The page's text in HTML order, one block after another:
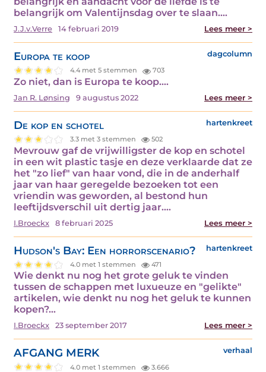
belangrijk om Valentijnsdag over te slaan.…
J.J.v.Verre 14 februari 2019 Lees meer >
Europa te koop dagcolumn
4.4 met 5 stemmen 703
Zo niet, dan is Europa te koop.…
Jan R. Lønsing 9 augustus 2022 Lees meer >
De kop en schotel hartenkreet
3.3 met 3 stemmen 502
Mevrouw gaf de vrijwilligster de kop en schotel
in een wit plastic tasje en deze verklaarde dat ze
het "zo lief" van haar vond, die in de anderhalf
jaar van haar geregelde bezoeken tot een
vriendin was geworden, al bestond hun
leeftijdsverschil uit dertig jaar.…
I.Broeckx 8 februari 2025 Lees meer >
Hudson's Bay: Een horrorscenario? hartenkreet
4.0 met 1 stemmen 471
Wie denkt nu nog het grote geluk te vinden
tussen de schappen met luxueuze en "gelikte"
artikelen, wie denkt nu nog het geluk te kunnen
kopen?…
I.Broeckx 23 september 2017 Lees meer >
AFGANG MERK verhaal
4.0 met 1 stemmen 3.666